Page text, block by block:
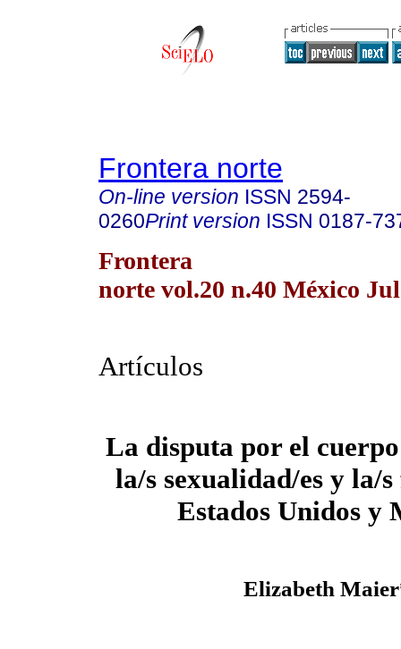
Frontera norte
On-line version ISSN 2594-
0260Print version ISSN 0187-
Frontera
norte vol.20 n.40 México
Artículos
La disputa por el
la/s sexualidad/es y la/
Estados Unidos y
Elizabeth